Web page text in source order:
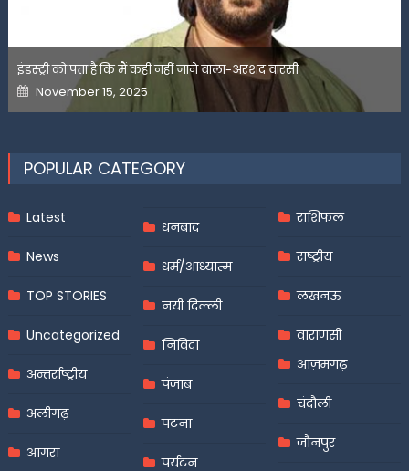
इंडस्ट्री को पता है कि मैं कहीं नहीं जाने वाला-अरशद वारसी
Posted
on
November 15, 2025
POPULAR CATEGORY
Latest
News
TOP STORIES
Uncategorized
अन्तर्राष्ट्रीय
अलीगढ़
आगरा
धनबाद
धर्म/आध्यात्म
नयी दिल्ली
निविदा
पंजाब
पटना
पर्यटन
राशिफल
राष्ट्रीय
लखनऊ
वाराणसी
आज़मगढ़
चंदौली
जौनपुर